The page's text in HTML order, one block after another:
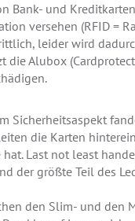
Bank- und
versehen (RFID =
leider wird
die Alubox
Sicherheitsaspekt
die Karten
Last not least
der größte Teil des
den Slim- und den